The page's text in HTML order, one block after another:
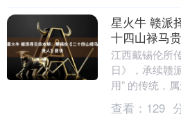
星火牛 赣派
十四山禄马
江西戴锡伦所
日》，承续赣
用” 的传统，
以 “阴阳平衡
“基础认....
查看： 129